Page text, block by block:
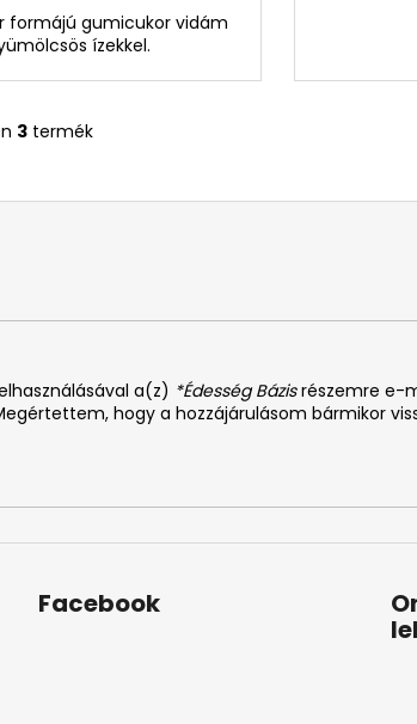
formájú gumicukor vidám
ízekkel.
L
s
á
y
í
t
e
l
3 termék
a(z) *Édesség Bázisrészemre e-
hogy a hozzájárulásom bármikor
Facebook